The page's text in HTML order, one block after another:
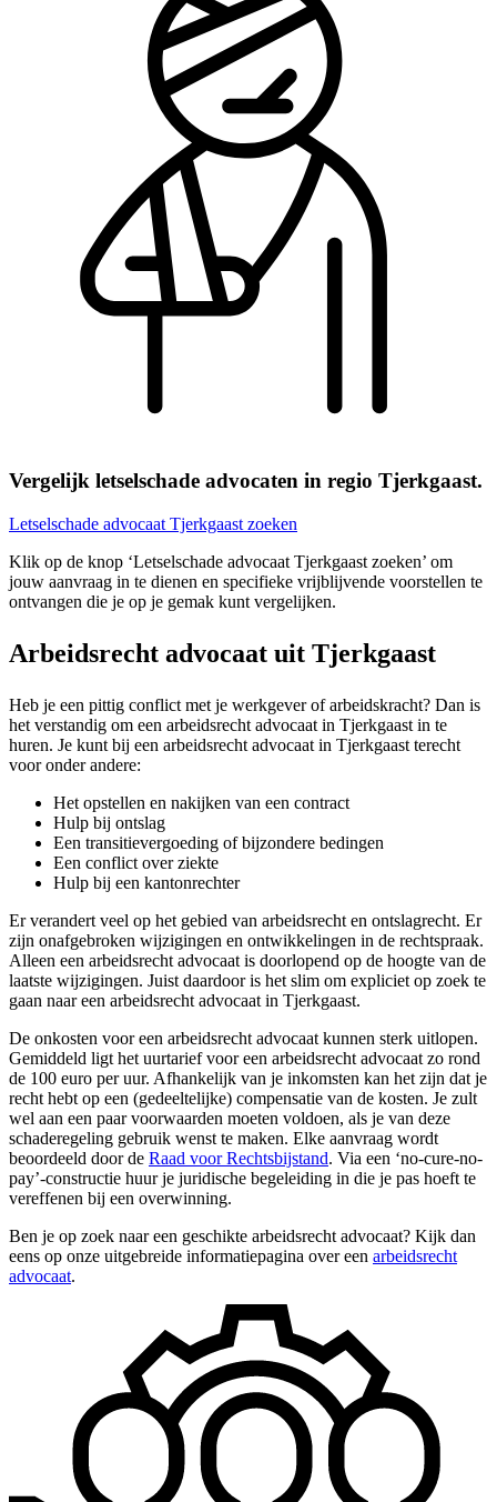
Vergelijk letselschade advocaten in regio Tjerkgaast.
Letselschade advocaat Tjerkgaast zoeken
Klik op de knop ‘Letselschade advocaat Tjerkgaast zoeken’ om
jouw aanvraag in te dienen en specifieke vrijblijvende voorstellen te
ontvangen die je op je gemak kunt vergelijken.
Arbeidsrecht advocaat uit Tjerkgaast
Heb je een pittig conflict met je werkgever of arbeidskracht? Dan is
het verstandig om een arbeidsrecht advocaat in Tjerkgaast in te
huren. Je kunt bij een arbeidsrecht advocaat in Tjerkgaast terecht
voor onder andere:
Het opstellen en nakijken van een contract
Hulp bij ontslag
Een transitievergoeding of bijzondere bedingen
Een conflict over ziekte
Hulp bij een kantonrechter
Er verandert veel op het gebied van arbeidsrecht en ontslagrecht. Er
zijn onafgebroken wijzigingen en ontwikkelingen in de rechtspraak.
Alleen een arbeidsrecht advocaat is doorlopend op de hoogte van de
laatste wijzigingen. Juist daardoor is het slim om expliciet op zoek te
gaan naar een arbeidsrecht advocaat in Tjerkgaast.
De onkosten voor een arbeidsrecht advocaat kunnen sterk uitlopen.
Gemiddeld ligt het uurtarief voor een arbeidsrecht advocaat zo rond
de 100 euro per uur. Afhankelijk van je inkomsten kan het zijn dat je
recht hebt op een (gedeeltelijke) compensatie van de kosten. Je zult
wel aan een paar voorwaarden moeten voldoen, als je van deze
schaderegeling gebruik wenst te maken. Elke aanvraag wordt
beoordeeld door de Raad voor Rechtsbijstand. Via een ‘no-cure-no-
pay’-constructie huur je juridische begeleiding in die je pas hoeft te
vereffenen bij een overwinning.
Ben je op zoek naar een geschikte arbeidsrecht advocaat? Kijk dan
eens op onze uitgebreide informatiepagina over een arbeidsrecht
advocaat.